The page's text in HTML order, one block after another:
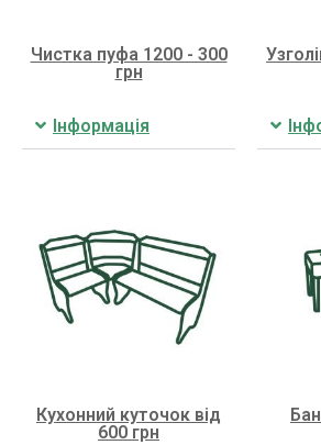
Чистка пуфа 1200 - 300
грн
Інформація
Кухонний куточок від
600 грн